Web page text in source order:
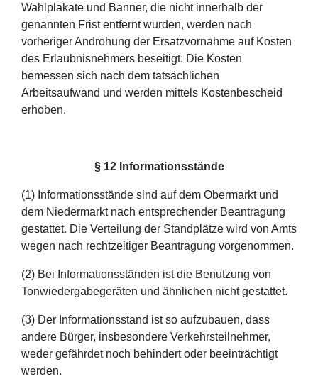
Wahlplakate und Banner, die nicht innerhalb der
genannten Frist entfernt wurden, werden nach
vorheriger Androhung der Ersatzvornahme auf Kosten
des Erlaubnisnehmers beseitigt. Die Kosten
bemessen sich nach dem tatsächlichen
Arbeitsaufwand und werden mittels Kostenbescheid
erhoben.
§ 12 Informationsstände
(1) Informationsstände sind auf dem Obermarkt und
dem Niedermarkt nach entsprechender Beantragung
gestattet. Die Verteilung der Standplätze wird von Amts
wegen nach rechtzeitiger Beantragung vorgenommen.
(2) Bei Informationsständen ist die Benutzung von
Tonwiedergabegeräten und ähnlichen nicht gestattet.
(3) Der Informationsstand ist so aufzubauen, dass
andere Bürger, insbesondere Verkehrsteilnehmer,
weder gefährdet noch behindert oder beeinträchtigt
werden.